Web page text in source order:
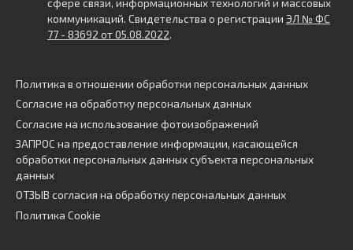
сфере связи, информационных технологий и массовых
коммуникаций. Свидетельства о регистрации ЭЛ № ФС
77 - 83692 от 05.08.2022.
Политика в отношении обработки персональных данных
Согласие на обработку персональных данных
Согласие на использование фотоизображений
ЗАПРОС на предоставление информации, касающейся
обработки персональных данных субъекта персональных
данных
ОТЗЫВ согласия на обработку персональных данных
Политика Cookie